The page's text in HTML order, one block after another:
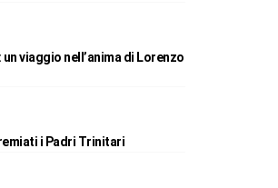
un viaggio nell’anima di Lorenzo
i Padri Trinitari